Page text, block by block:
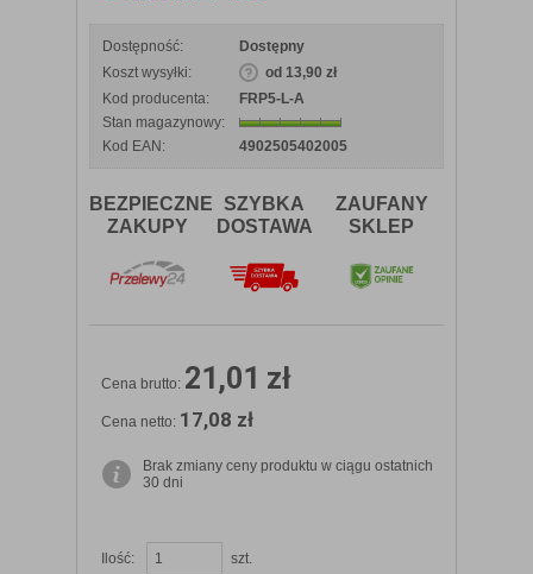
Dostępność:
Dostępny
Koszt wysyłki:
od 13,90 zł
Kod producenta:
FRP5-L-A
Stan magazynowy:
Kod EAN:
4902505402005
BEZPIECZNE
ZAKUPY
SZYBKA
DOSTAWA
ZAUFANY
SKLEP
Cena brutto: 21,01 zł
Cena netto: 17,08 zł
Brak zmiany ceny produktu w ciągu ostatnich
30 dni
Ilość: szt.